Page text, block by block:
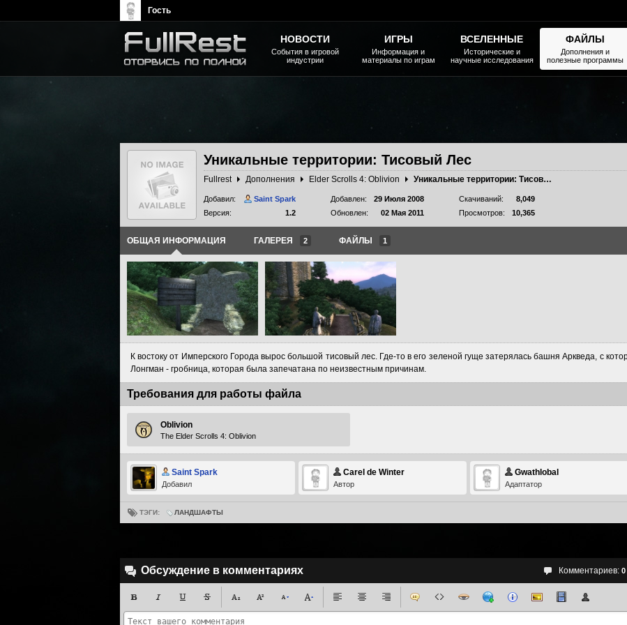
Уникальные территории: Тисовый Лес
Fullrest Дополнения Elder Scrolls 4: Oblivion Уникальные территории: Тисовый Лес
Добавил:
Saint Spark
Версия:
1.2
Добавлен:
29 Июля 2008
Обновлен:
02 Мая 2011
Скачиваний:
8,049
Просмотров:
10,365
ОБЩАЯ ИНФОРМАЦИЯ ГАЛЕРЕЯ 2 ФАЙЛЫ 1
К востоку от Имперского Города вырос большой тисовый лес. Где-то в его зеленой гуще затерялась башня Аркведа, с
Лонгман - гробница, которая была запечатана по неизвестным причинам.
Требования для работы файла
Oblivion
The Elder Scrolls 4: Oblivion
Saint Spark
Добавил
Carel de Winter
Автор
Gwathlobal
Адаптатор
ТЭГИ: ЛАНДШАФТЫ
Комментариев: 0
Обсуждение в комментариях
НОВОСТИ
События в игровой
индустрии
ИГРЫ
Информация и
материалы по играм
ВСЕЛЕННЫЕ
Исторические и
научные исследования
ФАЙЛЫ
Дополнения и
полезные программы
Гость